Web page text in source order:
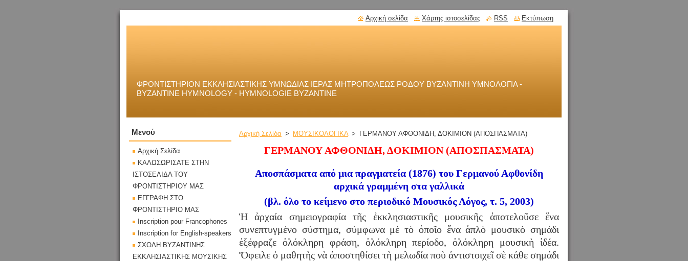
ΦΡΟΝΤΙΣΤΗΡΙΟΝ ΕΚΚΛΗΣΙΑΣΤΙΚΗΣ ΥΜΝΩΔΙΑΣ ΙΕΡΑΣ ΜΗΤΡΟΠΟΛΕΩΣ ΡΟΔΟΥ ΒΥΖΑΝΤΙΝΗ ΥΜΝΟΛΟΓΙΑ -
BYZANTINE HYMNOLOGY - HYMNOLOGIE BYZANTINE
Αρχική Σελίδα > ΜΟΥΣΙΚΟΛΟΓΙΚΑ > ΓΕΡΜΑΝΟΥ ΑΦΘΟΝΙΔΗ, ΔΟΚΙΜΙΟΝ (ΑΠΟΣΠΑΣΜΑΤΑ)
ΓΕΡΜΑΝΟΥ ΑΦΘΟΝΙΔΗ, ΔΟΚΙΜΙΟΝ (ΑΠΟΣΠΑΣΜΑΤΑ)
Αποσπάσματα από μια πραγματεία (1876) του Γερμανού Αφθονίδη
αρχικά γραμμένη στα γαλλικά
(βλ. όλο το κείμενο στο περιοδικό Μουσικός Λόγος, τ. 5, 2003)
Ἡ ἀρχαία σημειογραφία τῆς ἐκκλησιαστικῆς μουσικῆς ἀποτελοῦσε ἕνα
συνεπτυγμένο σύστημα, σύμφωνα μὲ τὸ ὁποῖο ἕνα ἁπλὸ μουσικὸ σημάδι
ἐξέφραζε ὁλόκληρη φράση, ὁλόκληρη περίοδο, ὁλόκληρη μουσικὴ ἰδέα.
Ὄφειλε ὁ μαθητὴς νὰ ἀποστηθίσει τὴ μελωδία ποὺ ἀντιστοιχεῖ σὲ κάθε σημάδι
Μενού
Αρχική Σελίδα
ΚΑΛΩΣΩΡΙΣΑΤΕ ΣΤΗΝ
ΙΣΤΟΣΕΛΙΔΑ ΤΟΥ
ΦΡΟΝΤΙΣΤΗΡΙΟΥ ΜΑΣ
ΕΓΓΡΑΦΗ ΣΤΟ
ΦΡΟΝΤΙΣΤΗΡΙΟ ΜΑΣ
Inscription pour Francophones
Inscription for English-speakers
ΣΧΟΛΗ ΒΥΖΑΝΤΙΝΗΣ
ΕΚΚΛΗΣΙΑΣΤΙΚΗΣ ΜΟΥΣΙΚΗΣ
Αρχική σελίδα Χάρτης ιστοσελίδας RSS Εκτύπωση